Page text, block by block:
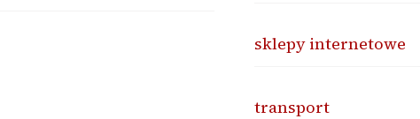
sklepy internetowe
transport